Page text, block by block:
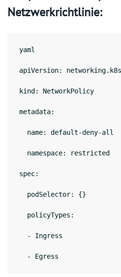
Netzwerkrichtlinie:
yaml
apiVersion:
kind: NetworkPolicy
metadata:
name: default-deny-all
namespace: restricted
spec:
podSelector: {}
policyTypes:
- Ingress
- Egress